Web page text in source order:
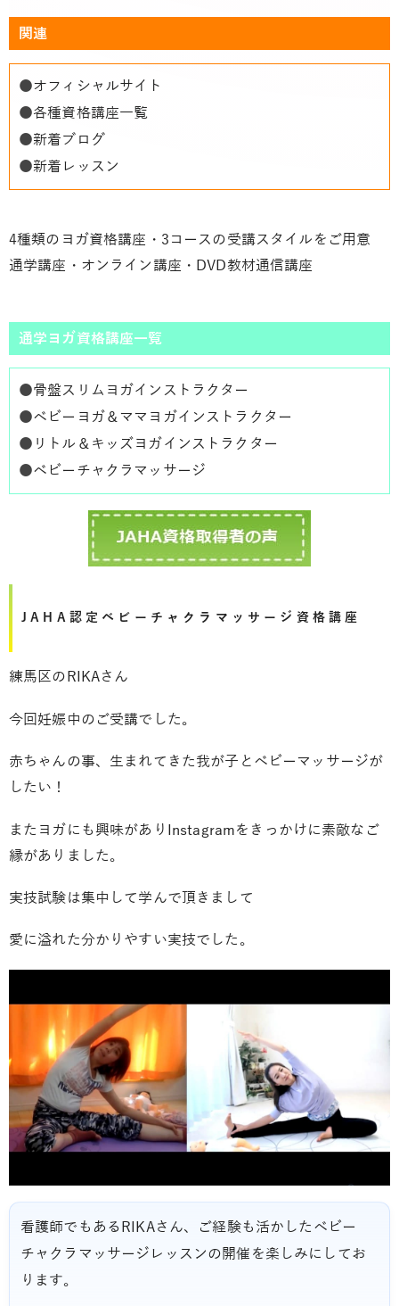
関連
●オフィシャルサイト
●各種資格講座一覧
●新着ブログ
●新着レッスン
4種類のヨガ資格講座・3コースの受講スタイルをご用意
通学講座・オンライン講座・DVD教材通信講座
通学ヨガ資格講座一覧
●骨盤スリムヨガインストラクター
●ベビーヨガ＆ママヨガインストラクター
● リトル＆キッズヨガインストラクター
●ベビーチャクラマッサージ
JAHA認定ベビーチャクラマッサージ資格講座
練馬区のRIKAさん
今回妊娠中のご受講でした。
赤ちゃんの事、生まれてきた我が子とベビーマッサージが
したい！
またヨガにも興味がありInstagramをきっかけに素敵なご
縁がありました。
実技試験は集中して学んで頂きまして
愛に溢れた分かりやすい実技でした。
看護師でもあるRIKAさん、ご経験も活かしたベビー
チャクラマッサージレッスンの開催を楽しみにしてお
ります。